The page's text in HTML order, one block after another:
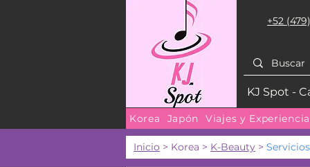
+52
KJ Spot -
Korea Japón Viajes y
Inicio > Korea > K-Beauty > Servicios